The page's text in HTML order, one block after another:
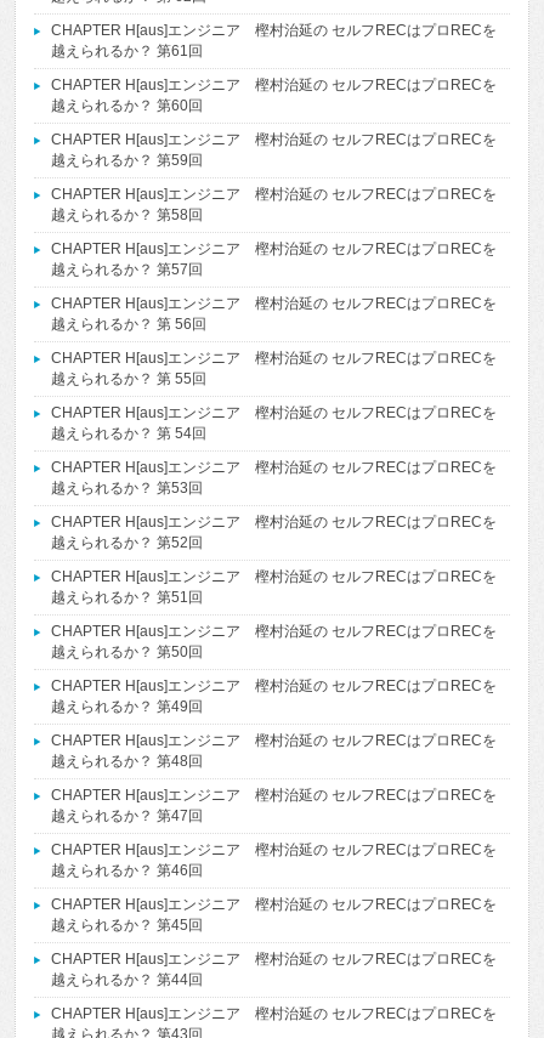
CHAPTER H[aus]エンジニア 樫村治延の セルフRECはプロRECを
越えられるか？ 第61回
CHAPTER H[aus]エンジニア 樫村治延の セルフRECはプロRECを
越えられるか？ 第60回
CHAPTER H[aus]エンジニア 樫村治延の セルフRECはプロRECを
越えられるか？ 第59回
CHAPTER H[aus]エンジニア 樫村治延の セルフRECはプロRECを
越えられるか？ 第58回
CHAPTER H[aus]エンジニア 樫村治延の セルフRECはプロRECを
越えられるか？ 第57回
CHAPTER H[aus]エンジニア 樫村治延の セルフRECはプロRECを
越えられるか？ 第 56回
CHAPTER H[aus]エンジニア 樫村治延の セルフRECはプロRECを
越えられるか？ 第 55回
CHAPTER H[aus]エンジニア 樫村治延の セルフRECはプロRECを
越えられるか？ 第 54回
CHAPTER H[aus]エンジニア 樫村治延の セルフRECはプロRECを
越えられるか？ 第53回
CHAPTER H[aus]エンジニア 樫村治延の セルフRECはプロRECを
越えられるか？ 第52回
CHAPTER H[aus]エンジニア 樫村治延の セルフRECはプロRECを
越えられるか？ 第51回
CHAPTER H[aus]エンジニア 樫村治延の セルフRECはプロRECを
越えられるか？ 第50回
CHAPTER H[aus]エンジニア 樫村治延の セルフRECはプロRECを
越えられるか？ 第49回
CHAPTER H[aus]エンジニア 樫村治延の セルフRECはプロRECを
越えられるか？ 第48回
CHAPTER H[aus]エンジニア 樫村治延の セルフRECはプロRECを
越えられるか？ 第47回
CHAPTER H[aus]エンジニア 樫村治延の セルフRECはプロRECを
越えられるか？ 第46回
CHAPTER H[aus]エンジニア 樫村治延の セルフRECはプロRECを
越えられるか？ 第45回
CHAPTER H[aus]エンジニア 樫村治延の セルフRECはプロRECを
越えられるか？ 第44回
CHAPTER H[aus]エンジニア 樫村治延の セルフRECはプロRECを